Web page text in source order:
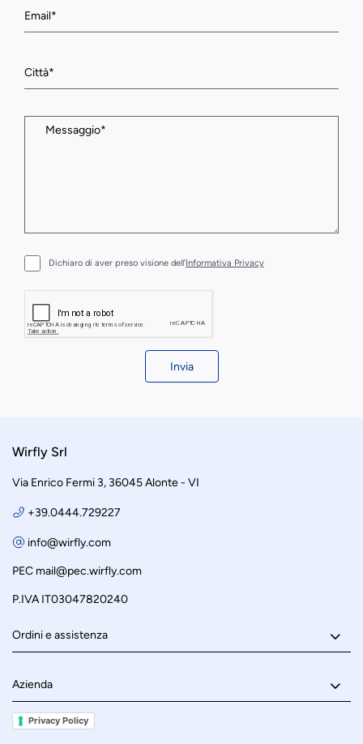
Dichiaro di aver preso visione dell’Informativa Privacy
Invia
Wirfly Srl
Via Enrico Fermi 3, 36045 Alonte - VI
+39.0444.729227
info@wirfly.com
PEC mail@pec.wirfly.com
P.IVA IT03047820240
Ordini e assistenza
Azienda
Privacy Policy